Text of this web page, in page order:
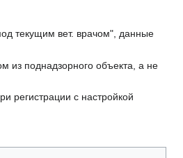
текущим вет. врачом", данные
из поднадзорного объекта, а не
регистрации с настройкой